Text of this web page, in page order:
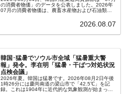
の消費者物価」のデータを公表しました。2026年
07月の消費者物価は、農畜水産物および石油類の
2.8％上昇（06月は3.2％）となり、上昇率は前...
2026.08.07
韓国･猛暑でソウル市全域「猛暑重大警
報」発令。李在明「猛暑・干ばつ対処状況
点検会議」
2026年夏。韓国は猛暑です。2026年08月2日午後
1時26分には慶尚南道の梁山市で「42.5℃」を記
録。これは1904年に近代的な気象観測が始まって